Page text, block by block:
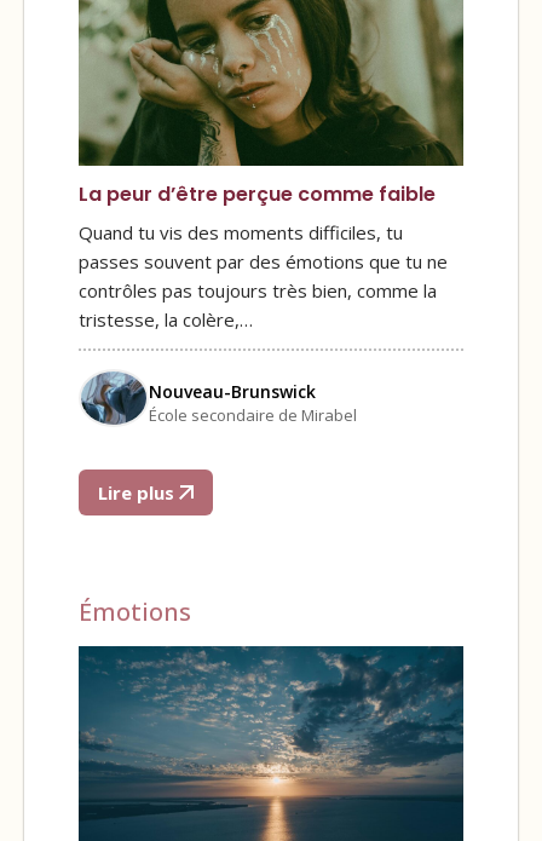
La peur d’être perçue comme faible
Quand tu vis des moments difficiles, tu
passes souvent par des émotions que tu ne
contrôles pas toujours très bien, comme la
tristesse, la colère,…
Nouveau-Brunswick
École secondaire de Mirabel
Lire plus
Émotions